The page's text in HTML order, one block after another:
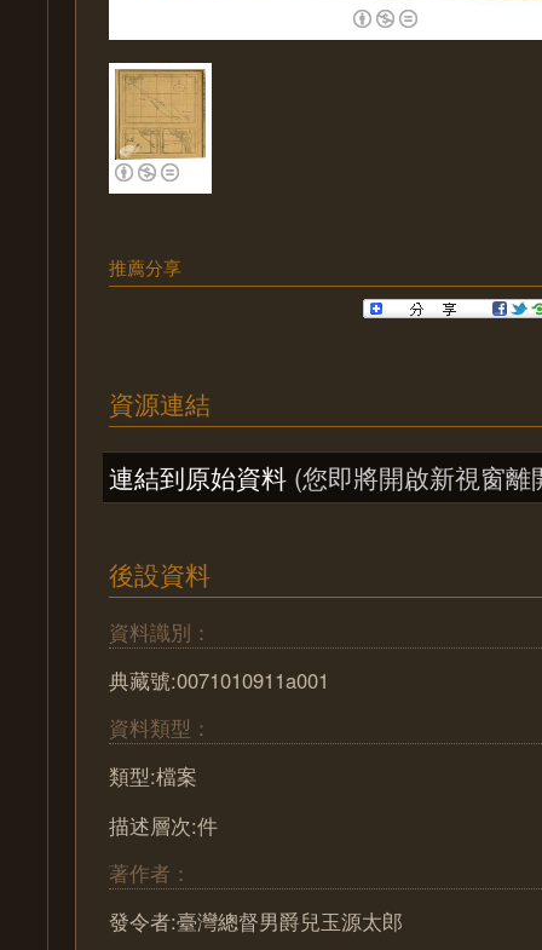
推薦分享
資源連結
連結到原始資料 (您即將開啟新視窗離
後設資料
資料識別：
典藏號:0071010911a001
資料類型：
類型:檔案
描述層次:件
著作者：
發令者:臺灣總督男爵兒玉源太郎